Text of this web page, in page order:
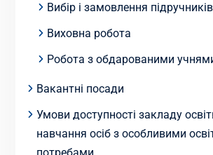
Вибір і замовлення підручників
Виховна робота
Робота з обдарованими
Вакантні посади
Умови доступності закладу
навчання осіб з особливими